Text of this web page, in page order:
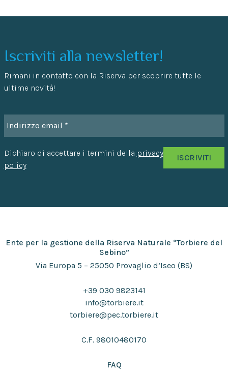
Iscriviti alla newsletter!
Rimani in contatto con la Riserva per scoprire tutte le
ultime novità!
Dichiaro di accettare i termini della privacy
policy
Ente per la gestione della Riserva Naturale “Torbiere del
Sebino”
Via Europa 5 – 25050 Provaglio d’Iseo (BS)
+39 030 9823141
info@torbiere.it
torbiere@pec.torbiere.it
C.F. 98010480170
FAQ